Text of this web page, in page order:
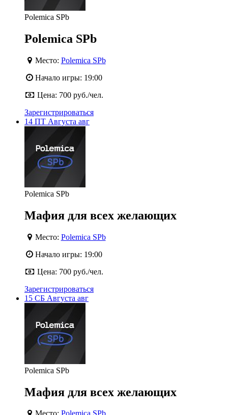
Polemica SPb
Polemica SPb
Место: Polemica SPb
Начало игры: 19:00
Цена: 700 руб./чел.
Зарегистрироваться
14 ПТ Августа авг
Polemica SPb
Мафия для всех желающих
Место: Polemica SPb
Начало игры: 19:00
Цена: 700 руб./чел.
Зарегистрироваться
15 СБ Августа авг
Polemica SPb
Мафия для всех желающих